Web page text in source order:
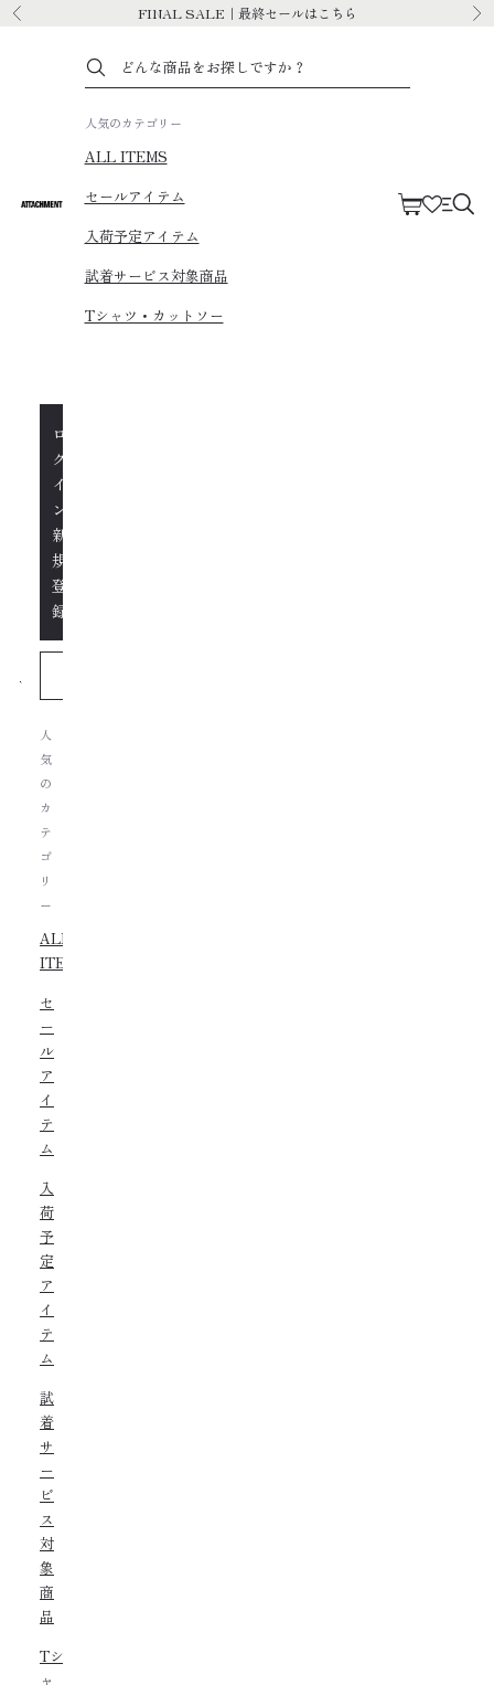
コンテンツへスキップ
前へ FINAL SALE｜最終セールはこちら 次
ATTACHMENT カート メニ
人気のカテゴリー
ALL ITEMS
セールアイテム
入荷予定アイテム
試着サービス対象商品
Tシャツ・カットソー
ロ
グ
イ
ン/
新
規
登
録
人
気
の
カ
テ
ゴ
リ
ー
ALL
ITEMS
セ
ー
ル
ア
イ
テ
ム
入
荷
予
定
ア
イ
テ
ム
試
着
サ
ー
ビ
ス
対
象
商
品
Tシ
ャ